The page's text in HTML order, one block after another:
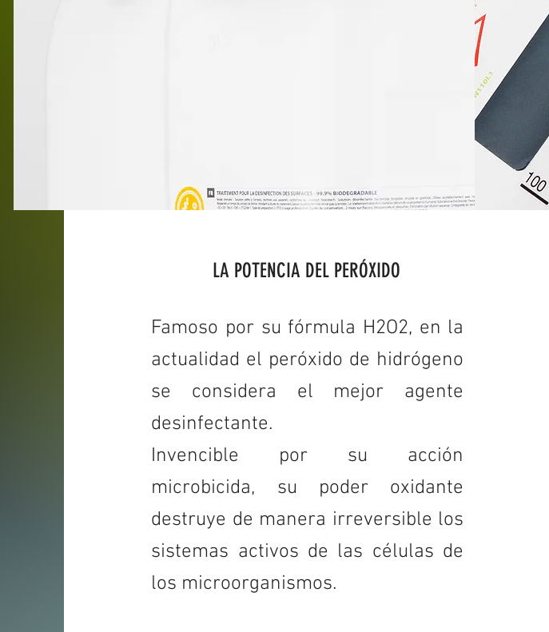
LA POTENCIA DEL PERÓXIDO
Famoso por su fórmula H2O2, en la
actualidad el peróxido de hidrógeno
se considera el mejor agente
desinfectante.
Invencible por su acción
microbicida, su poder oxidante
destruye de manera irreversible los
sistemas activos de las células de
los microorganismos.